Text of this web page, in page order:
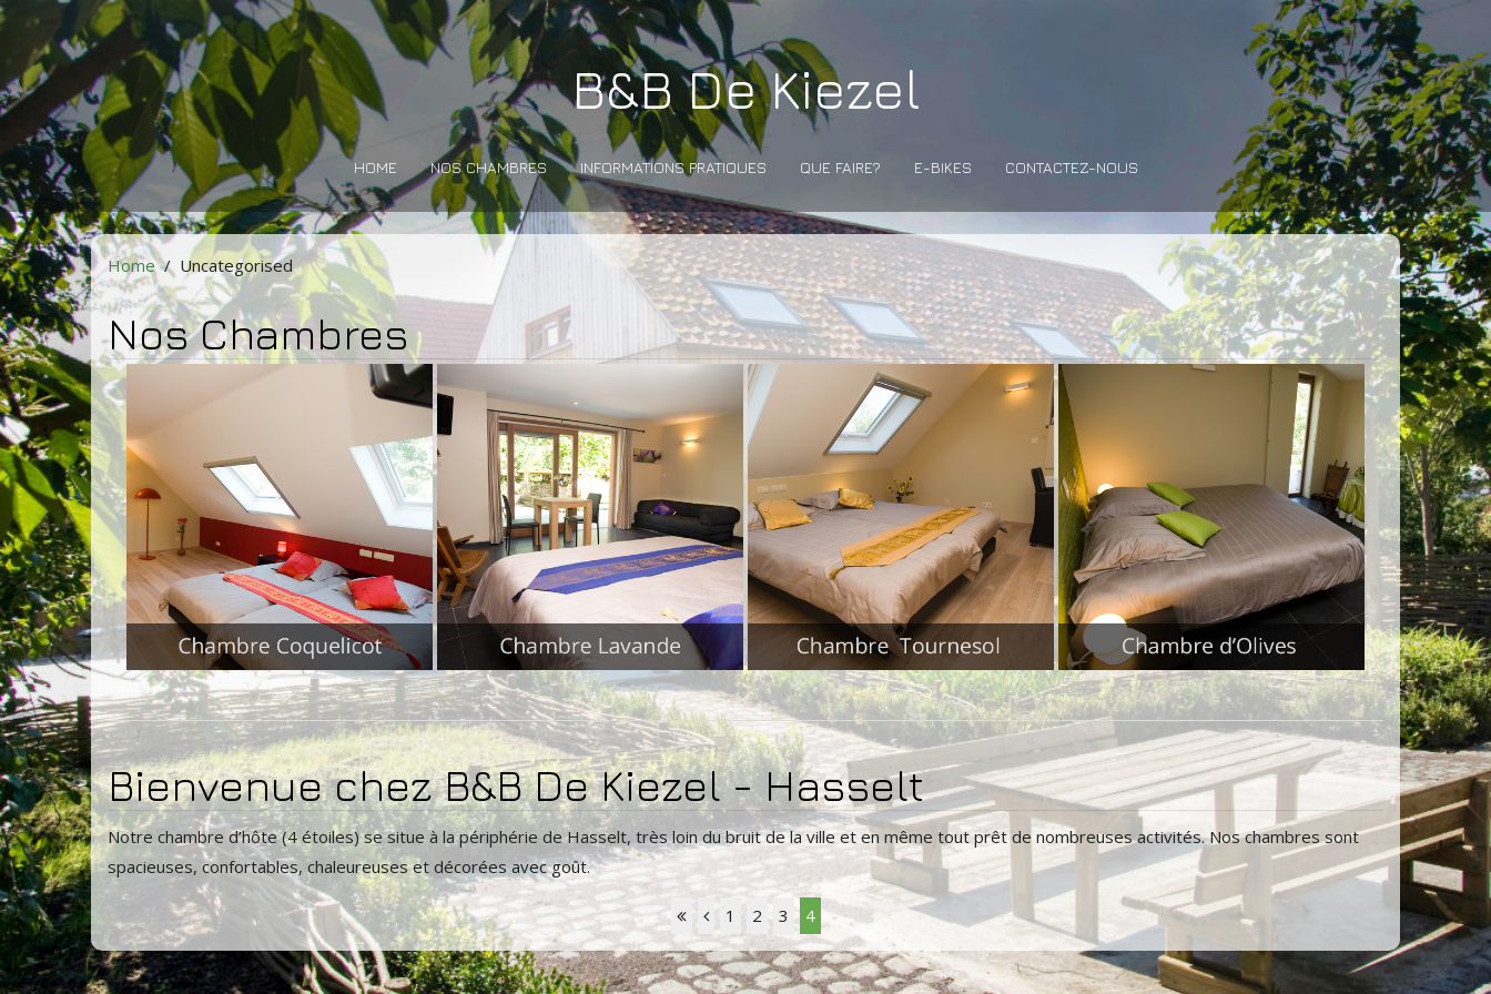
B&B De Kiezel
HOME NOS CHAMBRES INFORMATIONS PRATIQUES QUE FAIRE? E-BIKES CONTACTEZ-NOUS
Home Uncategorised
Nos Chambres
Bienvenue chez B&B De Kiezel - Hasselt
Notre chambre d’hôte (4 étoiles) se situe à la périphérie de Hasselt, très loin du bruit de la ville et en même tout prêt de nombreuses activités. Nos chambres sont
spacieuses, confortables, chaleureuses et décorées avec goût.
1 2 3 4